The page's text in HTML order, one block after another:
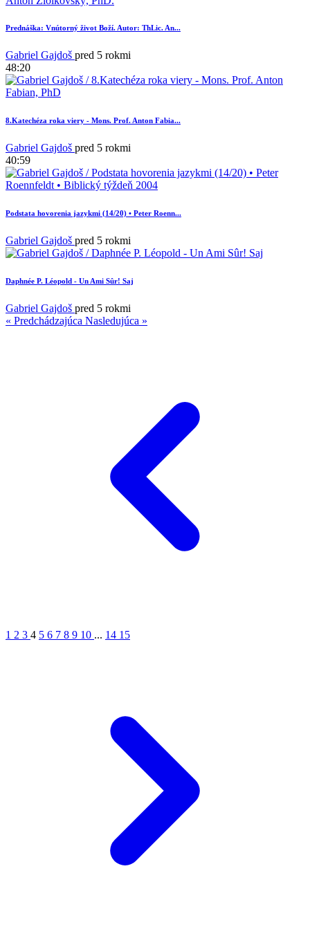
6
Prednáška: Vnútorný život Boží. Autor: ThLic. An...
Gabriel Gajdoš pred 5 rokmi
48:20
8.Katechéza roka viery - Mons. Prof. Anton Fabia...
Gabriel Gajdoš pred 5 rokmi
40:59
Podstata hovorenia jazykmi (14/20) • Peter Roenn...
Gabriel Gajdoš pred 5 rokmi
Daphnée P. Léopold - Un Ami Sûr! Saj
Gabriel Gajdoš pred 5 rokmi
« Predchádzajúca Nasledujúca »
1 2 3 4 5 6 7 8 9 10 ... 14 15